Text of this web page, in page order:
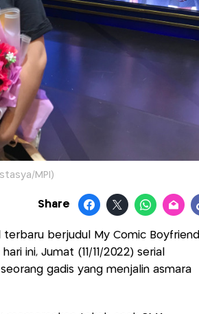
MPI)
Share
berjudul My Comic Boyfriend
ini, Jumat (11/11/2022) serial
gadis yang menjalin asmara